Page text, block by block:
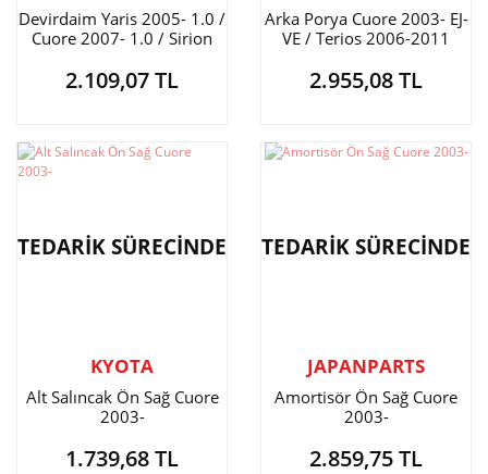
Devirdaim Yaris 2005- 1.0 /
Cuore 2007- 1.0 / Sirion
2.109,07 TL
Arka Porya Cuore 2003- EJ-
VE / Terios 2006-2011
2.955,08 TL
TEDARİK SÜRECİNDE
KYOTA
Alt Salıncak Ön Sağ Cuore
2003-
1.739,68 TL
TEDARİK SÜRECİNDE
JAPANPARTS
Amortisör Ön Sağ Cuore
2003-
2.859,75 TL